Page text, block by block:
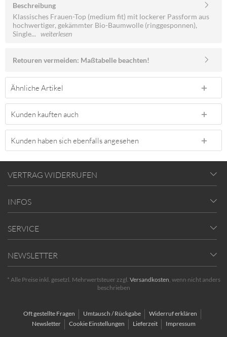
Beschreibung
Klassisches Frauen-Top (medium fit) mit lockerer Passform aus
hochwertiger, gekämmter Bio-Baumwolle (ringgesponnen),
Single... weiterlesen
Retouren vermeiden: Maßtabelle beachten!
Ähnliche Artikel
Kunden kauften auch
Kunden haben sich ebenfalls angesehen
VERTRAG WIDERRUFEN
INFOS
SERVICE
NEWSLETTER
* Alle Preise inkl. gesetzl. Mehrwertsteuer zzgl. Versandkosten, wenn nicht anders
beschrieben
Oft gestellte Fragen Umtausch / Rückgabe
Widerruf erklären
Newsletter
Cookie Einstellungen Lieferzeit Impressum